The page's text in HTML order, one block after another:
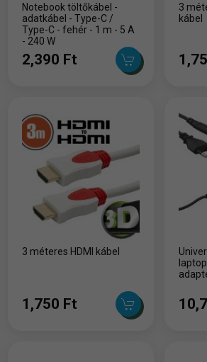
Notebook töltőkábel -
adatkábel - Type-C /
Type-C - fehér - 1 m - 5 A
- 240 W
2,390 Ft
3
kábel
3 méteres HDMI kábel
1,750 Ft